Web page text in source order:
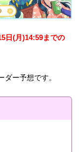
日(月)14:59までの
ダー予想です。